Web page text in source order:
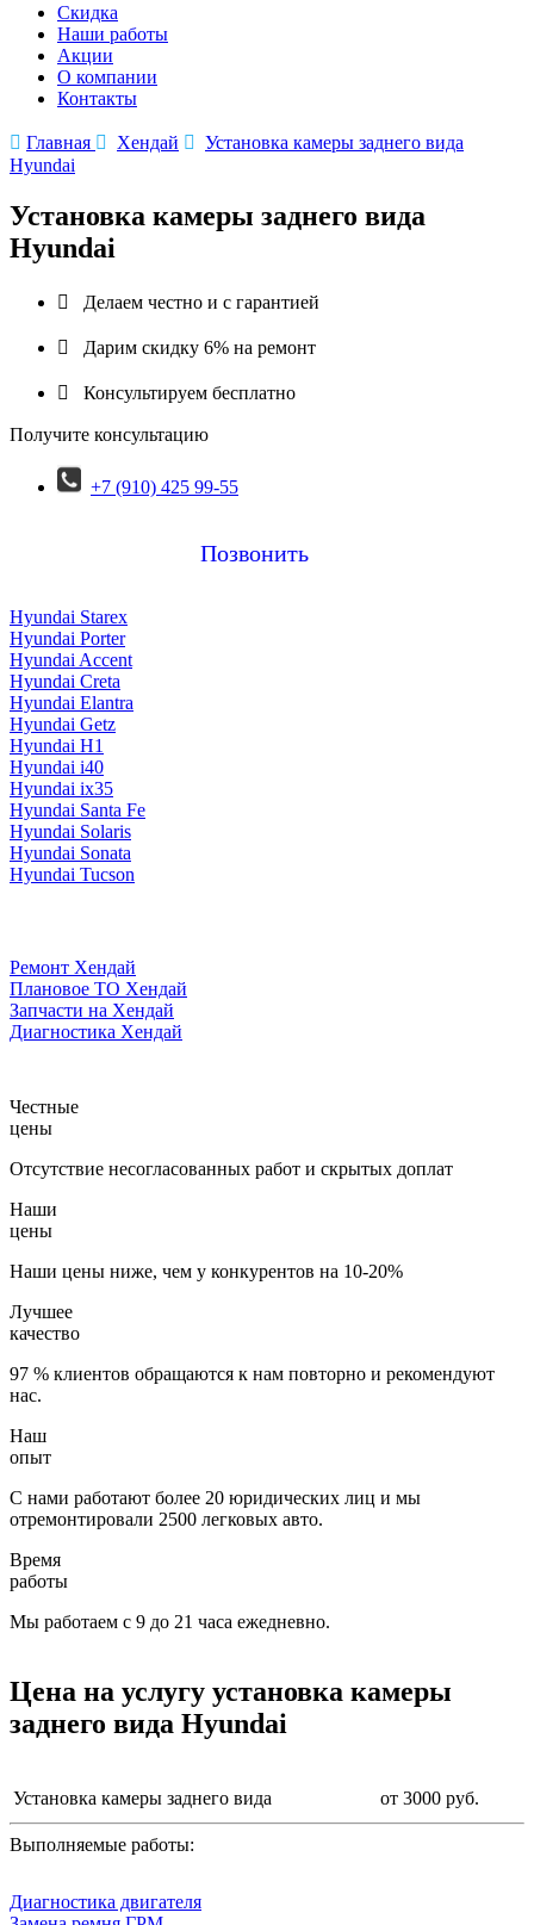
Скидка
Наши работы
Акции
О компании
Контакты
 Главная  Хендай  Установка камеры заднего вида
Hyundai
Установка камеры заднего вида
Hyundai
 Делаем честно и с гарантией
 Дарим скидку 6% на ремонт
 Консультируем бесплатно
Получите консультацию
+7 (910) 425 99-55
Позвонить
Hyundai Starex
Hyundai Porter
Hyundai Accent
Hyundai Creta
Hyundai Elantra
Hyundai Getz
Hyundai H1
Hyundai i40
Hyundai ix35
Hyundai Santa Fe
Hyundai Solaris
Hyundai Sonata
Hyundai Tucson
Ремонт Хендай
Плановое ТО Хендай
Запчасти на Хендай
Диагностика Хендай
Честные
цены
Отсутствие несогласованных работ и скрытых доплат
Наши
цены
Наши цены ниже, чем у конкурентов на 10-20%
Лучшее
качество
97 % клиентов обращаются к нам повторно и рекомендуют
нас.
Наш
опыт
С нами работают более 20 юридических лиц и мы
отремонтировали 2500 легковых авто.
Время
работы
Мы работаем с 9 до 21 часа ежедневно.
Цена на услугу установка камеры
заднего вида Hyundai
Установка камеры заднего вида от 3000 руб.
Выполняемые работы:
Диагностика двигателя